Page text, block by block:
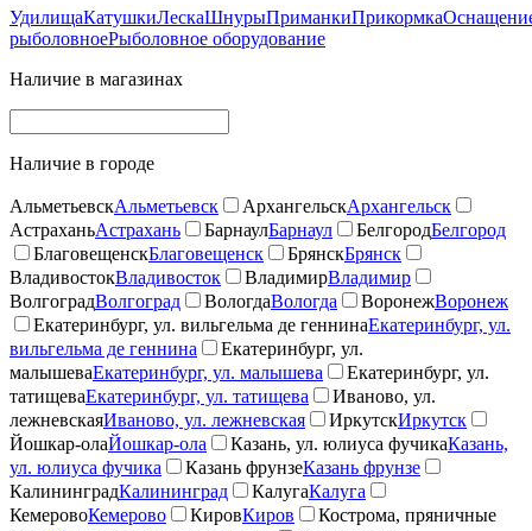
УдилищаКатушкиЛескаШнурыПриманкиПрикормка
рыболовноеРыболовное оборудование
Наличие в магазинах
Наличие в городе
АльметьевскАльметьевск АрхангельскАрхангельск
АстраханьАстрахань БарнаулБарнаул БелгородБелгород
БлаговещенскБлаговещенск БрянскБрянск
ВладивостокВладивосток ВладимирВладимир
ВолгоградВолгоград ВологдаВологда ВоронежВоронеж
Екатеринбург, ул. вильгельма де геннинаЕкатеринбург, ул.
вильгельма де геннина
Екатеринбург, ул.
малышеваЕкатеринбург, ул. малышева
Екатеринбург, ул.
татищеваЕкатеринбург, ул. татищева
Иваново, ул.
лежневскаяИваново, ул. лежневская ИркутскИркутск
Йошкар-олаЙошкар-ола Казань, ул. юлиуса фучикаКазань,
ул. юлиуса фучика
Казань фрунзеКазань фрунзе
КалининградКалининград КалугаКалуга
КемеровоКемерово КировКиров
Кострома, пряничные